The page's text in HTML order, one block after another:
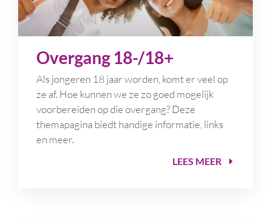
Overgang 18-/18+
Als jongeren 18 jaar worden, komt er veel op
ze af. Hoe kunnen we ze zo goed mogelijk
voorbereiden op die overgang? Deze
themapagina biedt handige informatie, links
en meer.
LEES MEER